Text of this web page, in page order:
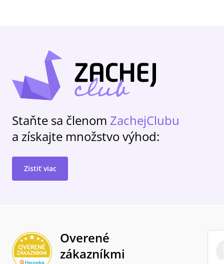
Staňte sa členom ZachejClubu
a získajte množstvo výhod:
Zistiť viac
Overené
zákazníkmi